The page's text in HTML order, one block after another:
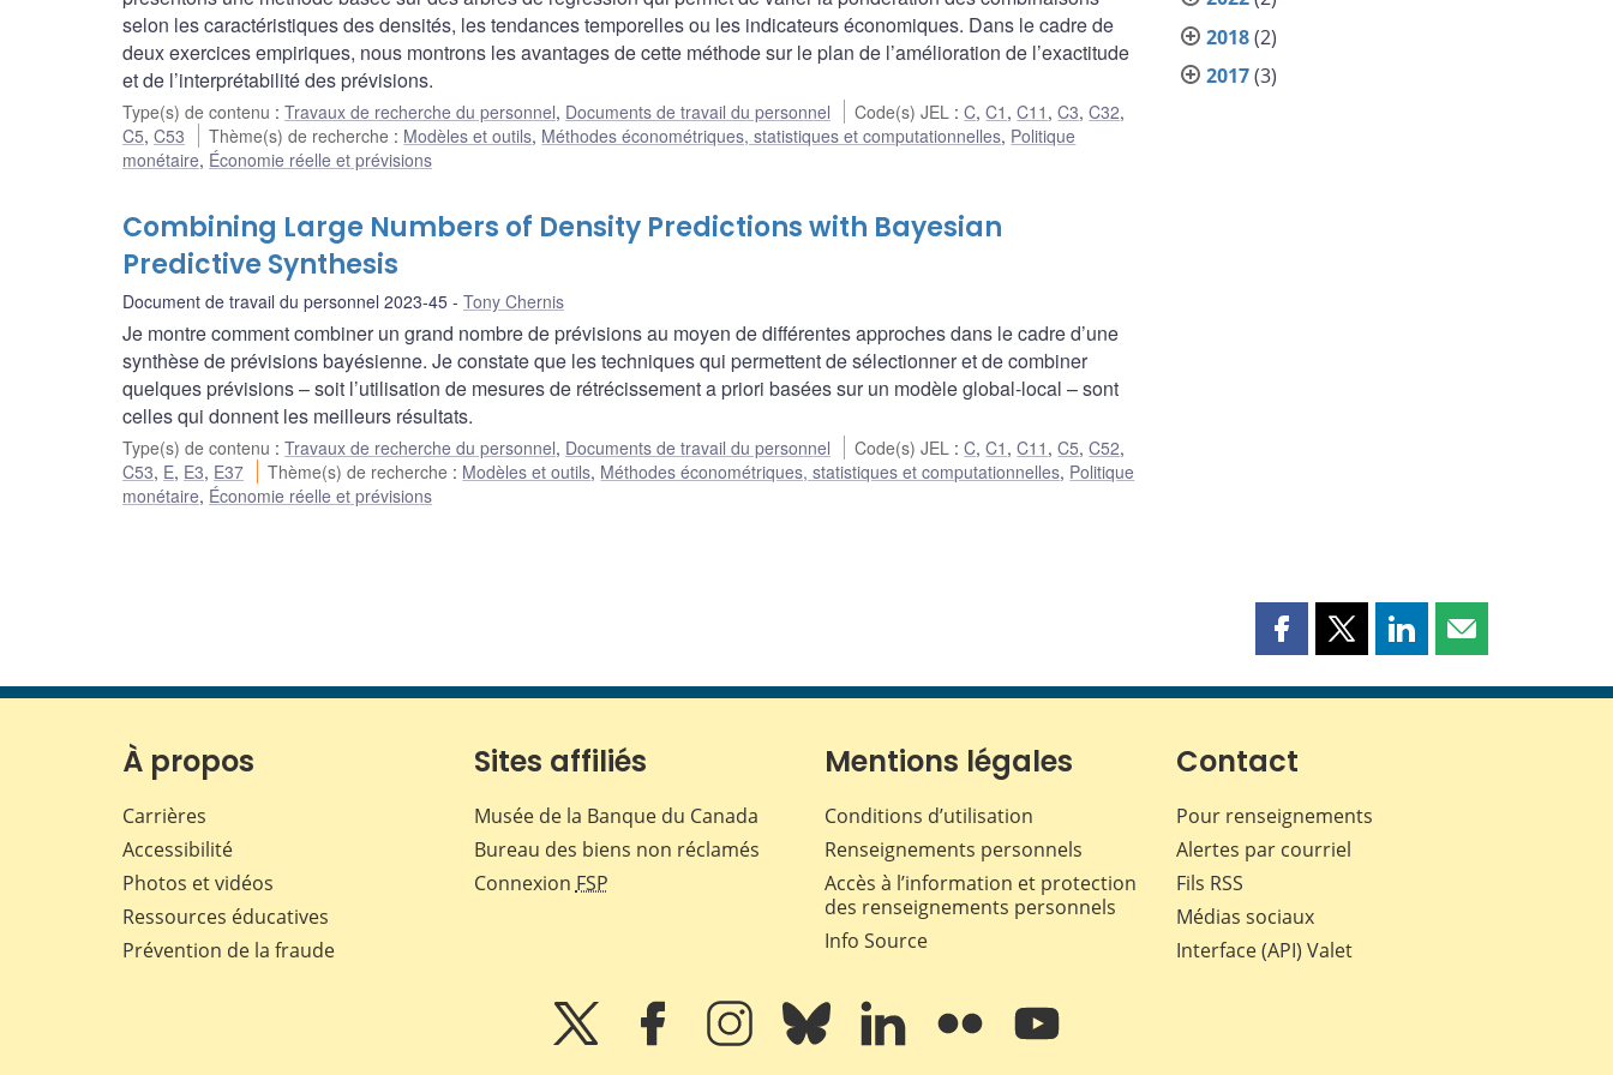
selon les caractéristiques des densités, les tendances temporelles ou les indicateurs économiques. Dans le cadre de
deux exercices empiriques, nous montrons les avantages de cette méthode sur le plan de l’amélioration de l’exactitude
et de l’interprétabilité des prévisions.
Type(s) de contenu : Travaux de recherche du personnel, Documents de travail du personnel Code(s) JEL :C,C1 ,C11 ,C3,C32,
C5, C53 Thème(s) de recherche : Modèles et outils, Méthodes économétriques, statistiques et computationnelles, Politique
monétaire, Économie réelle et prévisions
Combining Large Numbers of Density Predictions with Bayesian
Predictive Synthesis
Document de travail du personnel 2023-45 Tony Chernis
Je montre comment combiner un grand nombre de prévisions au moyen de différentes approches dans le cadre d’une
synthèse de prévisions bayésienne. Je constate que les techniques qui permettent de sélectionner et de combiner
quelques prévisions – soit l’utilisation de mesures de rétrécissement a priori basées sur un modèle global-local – sont
celles qui donnent les meilleurs résultats.
Type(s) de contenu : Travaux de recherche du personnel, Documents de travail du personnel Code(s) JEL :C,C1 ,C11 ,C5,C52,
C53, E, E3, E37 Thème(s) de recherche : Modèles et outils, Méthodes économétriques, statistiques et computationnelles, Politique
monétaire, Économie réelle et prévisions
2018(2)
2017(3)
Partager
page
Facebook
Partager
page
Partager
page
Partager
page
À propos
Carrières
Accessibilité
Photos et vidéos
Ressources éducatives
Prévention de la fraude
Sites affiliés
Musée de la Banque du Canada
Bureau des biens non réclamés
Connexion FSP
Mentions légales
Conditions d’utilisation
Renseignements personnels
Accès à l’information et protection
des renseignements personnels
Info Source
Contact
Pour renseignements
Alertes par courriel
Fils RSS
Médias sociaux
Interface (API) Valet